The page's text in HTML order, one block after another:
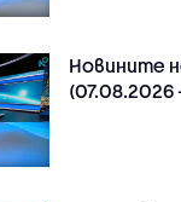
Новините
(07.08.2026